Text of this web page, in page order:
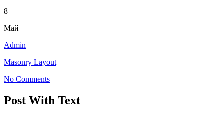
8
Май
Admin
Masonry Layout
No Comments
Post With Text